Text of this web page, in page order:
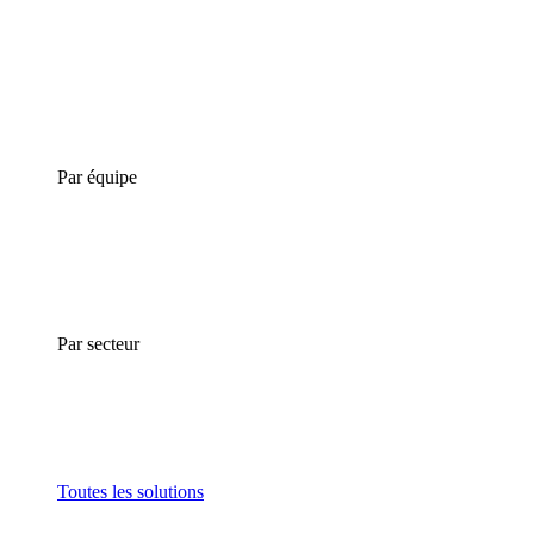
Par équipe
Par secteur
Toutes les solutions